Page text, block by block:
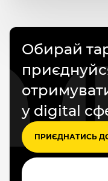
Обирай
у digital
ПРИЄДНАТИСЬ